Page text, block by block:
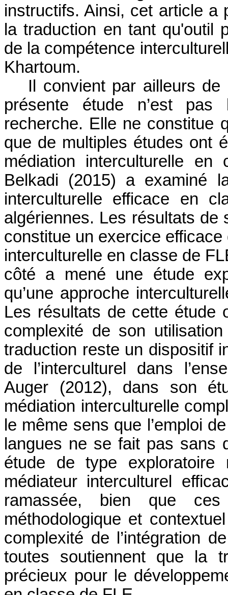
instructifs. Ainsi, cet article a
la traduction en tant qu'outil
de la compétence
Khartoum.
Il convient par ailleurs
présente étude n’est
recherche. Elle ne constitue
que de multiples études ont
médiation interculturelle
Belkadi (2015) a examiné
interculturelle efficace en
algériennes. Les résultats de
constitue un exercice efficace
interculturelle en classe de
côté a mené une étude
qu’une approche
Les résultats de cette étude
complexité de son
traduction reste un dispositif
de l’interculturel dans
Auger (2012), dans son
médiation interculturelle
le même sens que l’emploi
langues ne se fait pas sans
étude de type
médiateur interculturel
ramassée, bien que
méthodologique et
complexité de l’intégration
toutes soutiennent que la
précieux pour le